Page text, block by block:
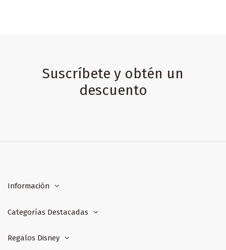
Suscríbete y obtén un
descuento
Información
Categorías Destacadas
Regalos Disney